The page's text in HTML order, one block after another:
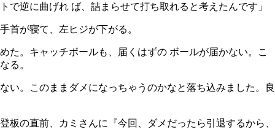
逆に曲げれ ば、詰まらせて打ち取れると考えたんです」
首が寝て、左ヒジが下がる。
た。キャッチボールも、届くはずの ボールが届かない。こ
る。
い。このままダメになっちゃうのかなと落ち込みました。良
の直前、カミさんに『今回、ダメだったら引退するから、